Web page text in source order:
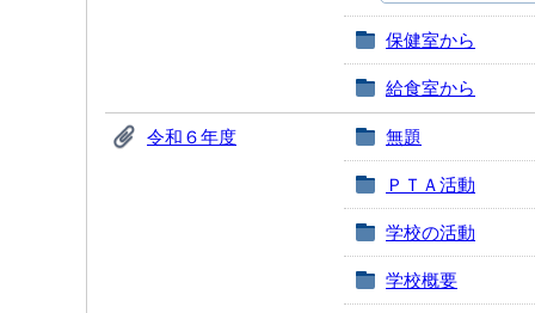
保健室から
給食室から
令和６年度 無題
ＰＴＡ活動
学校の活動
学校概要